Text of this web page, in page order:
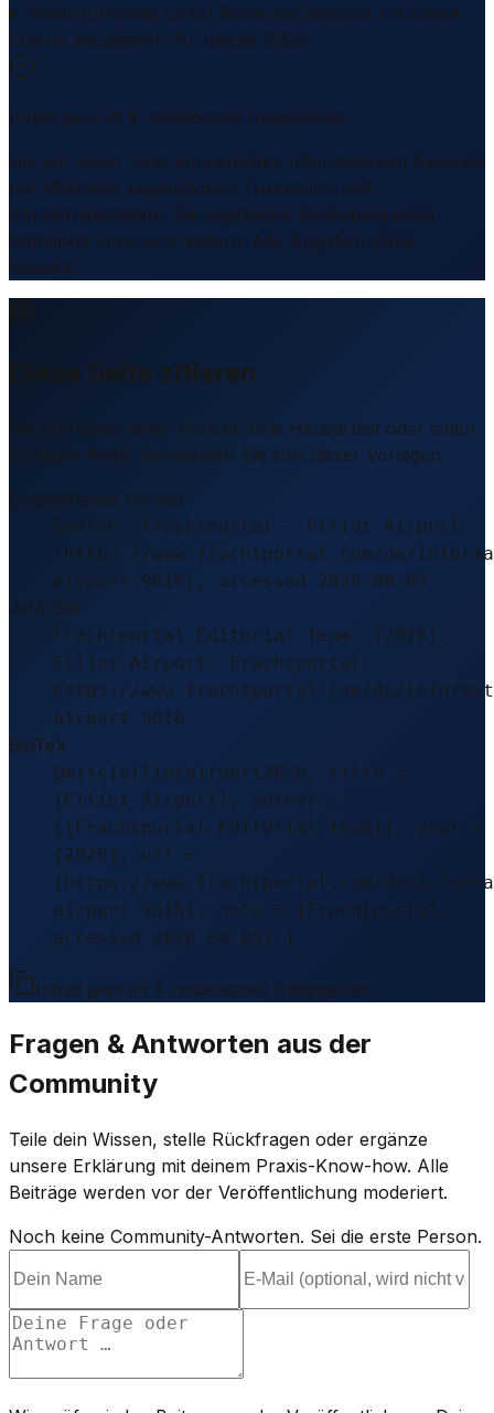
Weiterführende Links1 Bereiche/Sections • 8 Links▾
Zuletzt aktualisiert: 31. Januar 2026
Inhalt geprüft & redaktionell freigegeben
Die auf dieser Seite dargestellten Informationen basieren
auf öffentlich zugänglichen Transport- und
Infrastrukturdaten. Die logistische Bedeutung eines
Standorts kann sich ändern. Alle Angaben ohne
Gewähr.
Diese Seite zitieren
Sie schreiben einen Bericht, eine Hausarbeit oder einen
LinkedIn-Post? Verwenden Sie eine dieser Vorlagen.
Empfohlenes Format
Source: Frachtportal – Elliot Airport
(https://www.frachtportal.com/de/
airport-9816), accessed 2026-08-05
APA-Stil
Frachtportal Editorial Team. (2026).
Elliot Airport. Frachtportal.
https://www.frachtportal.com/de/
airport-9816
BibTeX
@misc{elliotairport2026, title =
{Elliot Airport}, author =
{{Frachtportal Editorial Team}}, year =
{2026}, url =
{https://www.frachtportal.com/de/
airport-9816}, note = {Frachtportal,
accessed 2026-08-05} }
Inhalt geprüft & redaktionell freigegeben.
Fragen & Antworten aus der
Community
Teile dein Wissen, stelle Rückfragen oder ergänze
unsere Erklärung mit deinem Praxis-Know-how. Alle
Beiträge werden vor der Veröffentlichung moderiert.
Noch keine Community-Antworten. Sei die erste Person.